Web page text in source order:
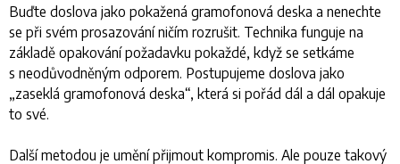
Buďte doslova jako pokažená gramofonová deska a nenechte
se při svém prosazování ničím rozrušit. Technika funguje na
základě opakování požadavku pokaždé, když se setkáme
s neodůvodněným odporem. Postupujeme doslova jako
„zaseklá gramofonová deska“, která si pořád dál a dál opakuje
to své.
Další metodou je umění přijmout kompromis. Ale pouze takový